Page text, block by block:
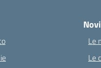
Le
Le